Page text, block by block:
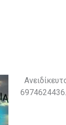
6974624436.